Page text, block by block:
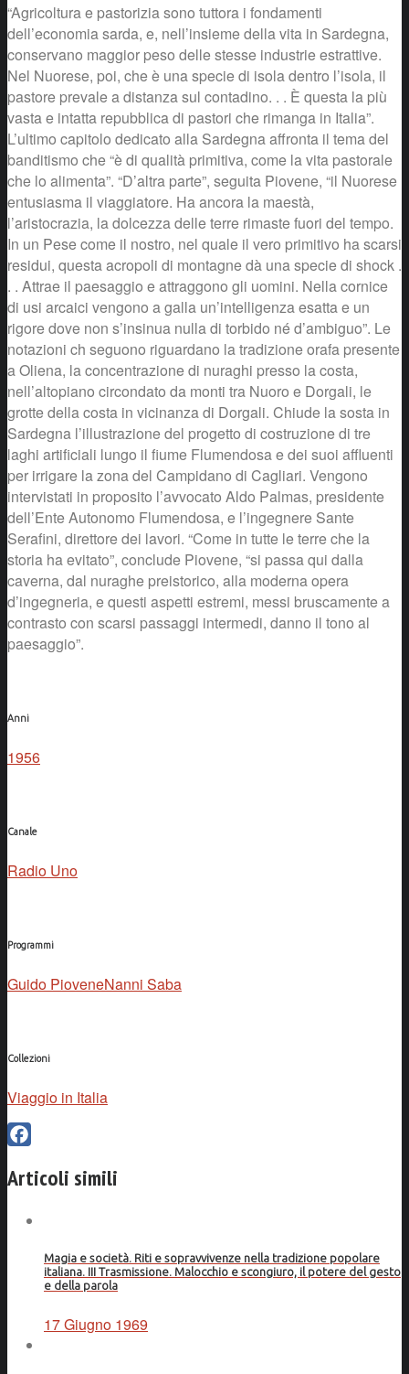
“Agricoltura e pastorizia sono tuttora i fondamenti
dell’economia sarda, e, nell’insieme della vita in Sardegna,
conservano maggior peso delle stesse industrie estrattive.
Nel Nuorese, poi, che è una specie di isola dentro l’isola, il
pastore prevale a distanza sul contadino. . . È questa la più
vasta e intatta repubblica di pastori che rimanga in Italia”.
L’ultimo capitolo dedicato alla Sardegna affronta il tema del
banditismo che “è di qualità primitiva, come la vita pastorale
che lo alimenta”. “D’altra parte”, seguita Piovene, “il Nuorese
entusiasma il viaggiatore. Ha ancora la maestà,
l’aristocrazia, la dolcezza delle terre rimaste fuori del tempo.
In un Pese come il nostro, nel quale il vero primitivo ha scarsi
residui, questa acropoli di montagne dà una specie di shock .
. . Attrae il paesaggio e attraggono gli uomini. Nella cornice
di usi arcaici vengono a galla un’intelligenza esatta e un
rigore dove non s’insinua nulla di torbido né d’ambiguo”. Le
notazioni ch seguono riguardano la tradizione orafa presente
a Oliena, la concentrazione di nuraghi presso la costa,
nell’altopiano circondato da monti tra Nuoro e Dorgali, le
grotte della costa in vicinanza di Dorgali. Chiude la sosta in
Sardegna l’illustrazione del progetto di costruzione di tre
laghi artificiali lungo il fiume Flumendosa e dei suoi affluenti
per irrigare la zona del Campidano di Cagliari. Vengono
intervistati in proposito l’avvocato Aldo Palmas, presidente
dell’Ente Autonomo Flumendosa, e l’ingegnere Sante
Serafini, direttore dei lavori. “Come in tutte le terre che la
storia ha evitato”, conclude Piovene, “si passa qui dalla
caverna, dal nuraghe preistorico, alla moderna opera
d’ingegneria, e questi aspetti estremi, messi bruscamente a
contrasto con scarsi passaggi intermedi, danno il tono al
paesaggio”.
Anni
1956
Canale
Radio Uno
Programmi
Guido PioveneNanni Saba
Collezioni
Viaggio in Italia
Articoli simili
Magia e società. Riti e sopravvivenze nella tradizione popolare
italiana. III Trasmissione. Malocchio e scongiuro, il potere del gesto
e della parola
17 Giugno 1969